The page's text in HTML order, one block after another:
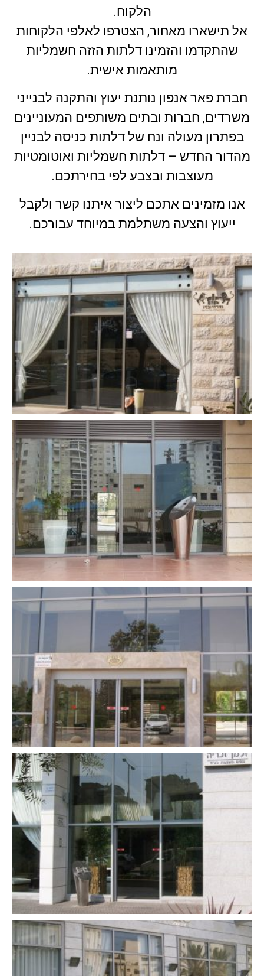
הלקוח.
אל תישארו מאחור, הצטרפו לאלפי הלקוחות
שהתקדמו והזמינו דלתות הזזה חשמליות
מותאמות אישית.
חברת פאר אנפון נותנת יעוץ והתקנה לבנייני
משרדים, חברות ובתים משותפים המעוניינים
בפתרון מעולה ונח של דלתות כניסה לבניין
מהדור החדש – דלתות חשמליות ואוטומטיות
מעוצבות ובצבע לפי בחירתכם.
אנו מזמינים אתכם ליצור איתנו קשר ולקבל
ייעוץ והצעה משתלמת במיוחד עבורכם.